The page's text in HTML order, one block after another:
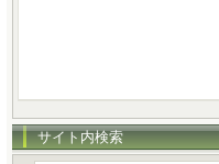
サイト内検索